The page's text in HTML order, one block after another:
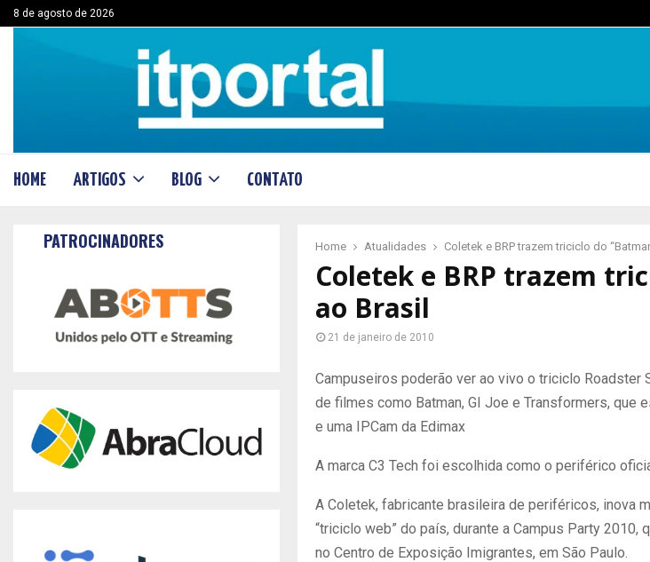
8 de agosto de 2026
HOME ARTIGOS BLOG CONTATO
Home Atualidades Coletek e BRP trazem triciclo do
Coletek e BRP trazem
ao Brasil
21 de janeiro de 2010
Campuseiros poderão ver ao vivo o triciclo Roadster
de filmes como Batman, GI Joe e Transformers, que
e uma IPCam da Edimax
A marca C3 Tech foi escolhida como o periférico
A Coletek, fabricante brasileira de periféricos, inova
“triciclo web” do país, durante a Campus Party 2010,
no Centro de Exposição Imigrantes, em São Paulo.
PATROCINADORES